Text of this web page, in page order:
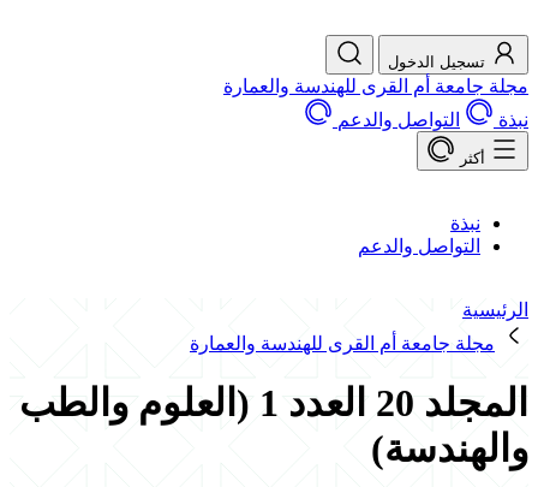
تسجيل الدخول
مجلة جامعة أم القرى للهندسة والعمارة
نبذة
التواصل والدعم
أكثر
نبذة
التواصل والدعم
الرئيسية
مجلة جامعة أم القرى للهندسة والعمارة
المجلد 20 العدد 1 (العلوم والطب
والهندسة)